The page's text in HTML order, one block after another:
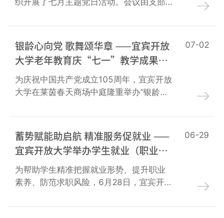
银龄心向党 歌舞颂华章 ——宜宾开放
大学老年教育庆“七一”教学成果展
演华美启幕
为庆祝中国共产党成立105周年，宜宾开放
大学在莱茵春天商场中庭隆重举办“银龄颂
07-02
蓄势赋能助启航 精准服务促就业 ——
宜宾开放大学举办学生就业（职业技
能提升）专题培训会
为帮助学生精准把握就业形势、提升职业
素养、防范求职风险，6月28日，宜宾开放
06-29